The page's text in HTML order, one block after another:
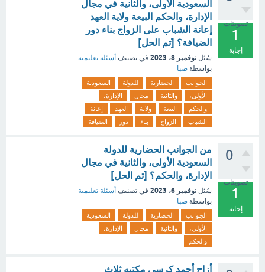
تصويتات
1
إجابة
السعودية الأولى، والثانية في مجال
الإدارة، والحكم البيعة ولاية العهد
إعانة الشباب على الزواج بناء دور
الضيافة؟ [تم الحل]
سُئل نوفمبر 8، 2023 في تصنيف أسئلة تعليمية
بواسطة صبا
الجوانب الحضارية للدولة
السعودية
الأولى،
والثانية مجال
الإدارة،
والحكم
البيعة ولاية العهد
إعانة
الشباب
الزواج بناء دور الضيافة
0
تصويتات
1
إجابة
من الجوانب الحضارية للدولة
السعودية الأولى، والثانية في مجال
الإدارة، والحكم؟ [تم الحل]
سُئل نوفمبر 6، 2023 في تصنيف أسئلة تعليمية
بواسطة صبا
الجوانب الحضارية للدولة
السعودية
الأولى،
والثانية مجال
الإدارة،
والحكم
أزاح أحمد كرسي مكتبه ثلاث